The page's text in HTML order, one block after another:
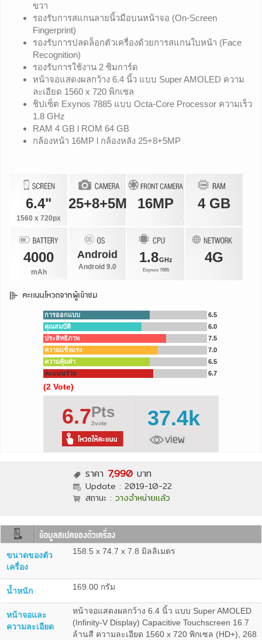
ขวา
รองรับการสแกนลายนิ้วมือบนหน้าจอ (On-Screen
Fingerprint)
รองรับการปลดล็อกตัวเครื่องด้วยการสแกนใบหน้า (Face
Recognition)
รองรับการใช้งาน 2 ซิมการ์ด
หน้าจอแสดงผลกว้าง 6.4 นิ้ว แบบ Super AMOLED ความ
ละเอียด 1560 x 720 พิกเซล
ชิปเซ็ต Exynos 7885 แบบ Octa-Core Processor ความเร็ว
1.8 GHz
RAM 4 GB l ROM 64 GB
กล้องหน้า 16MP l กล้องหลัง 25+8+5MP
6.4"
1560 x 720px
25+8+5MP 16MP 4 GB
4000
mAh
Android
Android 9.0
1.8GHz
Exynos 7885
4G
การออกแบบ
6.5
คุณสมบัติ
6.0
ประสิทธิภาพ
7.5
ความแข็งแรง
7.0
ความคุ้มค่า
6.5
คะแนนร่วม
6.7
(2 Vote)
6.7Pts
2vote 37.4k
ราคา 7,990 บาท
Update : 2019-10-22
สถานะ : วางจำหน่ายแล้ว
ขนาดของตัว
เครื่อง
158.5 x 74.7 x 7.8 มิลลิเมตร
น้ำหนัก 169.00 กรัม
หน้าจอและ
ความละเอียด
หน้าจอแสดงผลกว้าง 6.4 นิ้ว แบบ Super AMOLED
(Infinity-V Display) Capacitive Touchscreen 16.7
ล้านสี ความละเอียด 1560 x 720 พิกเซล (HD+), 268